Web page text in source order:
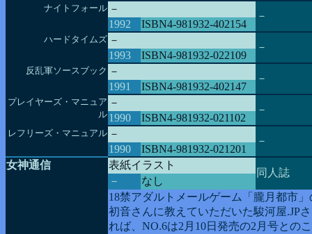
ナイトフォール －
－
1992 ISBN4-981932-402154
ハードタイムズ －
－
1993 ISBN4-981932-022109
反乱軍ソースブック －
－
1991 ISBN4-981932-402147
プレイヤーズ・マニュア
ル
－
－
1990 ISBN4-981932-021102
レフリーズ・マニュアル －
－
1990
ISBN4-981932-021201
女神通信
表紙イラスト
同人誌
－
なし
18禁アダルトメールゲーム「朧月都市
初音さんに教えていただいた駿河屋.JPさ
れば、NO.6は2月10日発売の2月号との